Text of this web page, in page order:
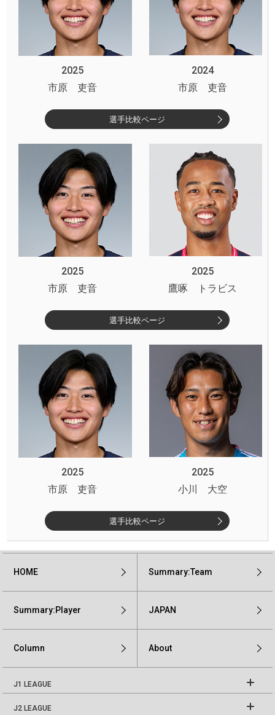
2025
2024
市原 吏音
市原 吏音
選手比較ページ
2025
2025
市原 吏音
鷹啄 トラビス
選手比較ページ
2025
2025
市原 吏音
小川 大空
選手比較ページ
HOME Summary:Team
Summary:Player JAPAN
Column About
J1 LEAGUE
J2 LEAGUE